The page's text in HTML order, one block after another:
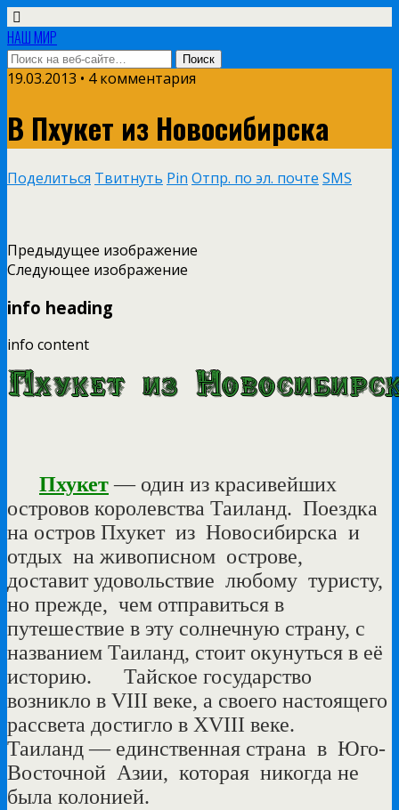
НАШ МИР
19.03.2013 • 4 комментария
В Пхукет из Новосибирска
Поделиться Твитнуть Pin Отпр. по эл. почте SMS
Предыдущее изображение
Следующее изображение
info heading
info content
Пхукет— один из красивейших
островов королевства Таиланд. Поездка
на остров Пхукет из Новосибирска и
отдых на живописном острове,
доставит удовольствие любому туристу,
но прежде, чем отправиться в
путешествие в эту солнечную страну, с
названием Таиланд, стоит окунуться в её
историю. Тайское государство
возникло в VIII веке, а своего настоящего
рассвета достигло в XVIII веке.
Таиланд — единственная страна в Юго-
Восточной Азии, которая никогда не
была колонией.